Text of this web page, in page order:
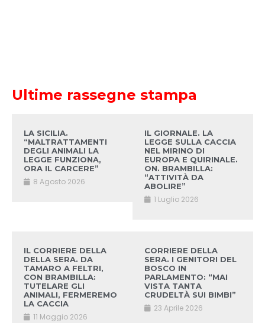
Ultime rassegne stampa
LA SICILIA.
“MALTRATTAMENTI
DEGLI ANIMALI LA
LEGGE FUNZIONA,
ORA IL CARCERE”
8 Agosto 2026
IL GIORNALE. LA
LEGGE SULLA CACCIA
NEL MIRINO DI
EUROPA E QUIRINALE.
ON. BRAMBILLA:
“ATTIVITÀ DA
ABOLIRE”
1 Luglio 2026
IL CORRIERE DELLA
DELLA SERA. DA
TAMARO A FELTRI,
CON BRAMBILLA:
TUTELARE GLI
ANIMALI, FERMEREMO
LA CACCIA
11 Maggio 2026
CORRIERE DELLA
SERA. I GENITORI DEL
BOSCO IN
PARLAMENTO: “MAI
VISTA TANTA
CRUDELTÀ SUI BIMBI”
23 Aprile 2026